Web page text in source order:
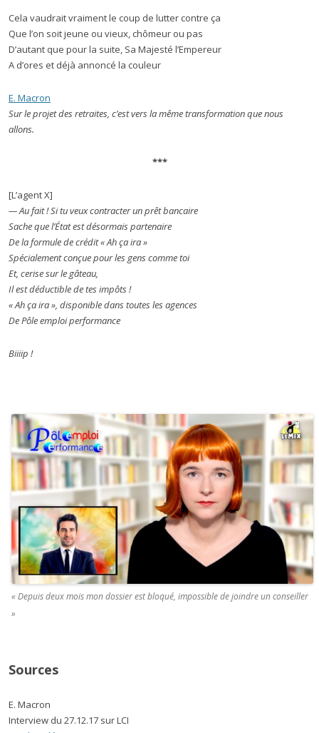
Cela vaudrait vraiment le coup de lutter contre ça
Que l’on soit jeune ou vieux, chômeur ou pas
D’autant que pour la suite, Sa Majesté l’Empereur
A d’ores et déjà annoncé la couleur
E. Macron
Sur le projet des retraites, c’est vers la même transformation que nous
allons.
***
[L’agent X]
— Au fait ! Si tu veux contracter un prêt bancaire
Sache que l’État est désormais partenaire
De la formule de crédit « Ah ça ira »
Spécialement conçue pour les gens comme toi
Et, cerise sur le gâteau,
Il est déductible de tes impôts !
« Ah ça ira », disponible dans toutes les agences
De Pôle emploi performance
Biiiip !
« Depuis deux mois mon dossier est bloqué, impossible de joindre un conseiller
»
Sources
E. Macron
Interview du 27.12.17 sur LCI